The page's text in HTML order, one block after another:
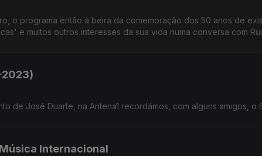
o programa então à beira da comemoração dos 50 anos de
e muitos outros interesses da sua vida numa conversa com
2023)
No dia do
Internacional